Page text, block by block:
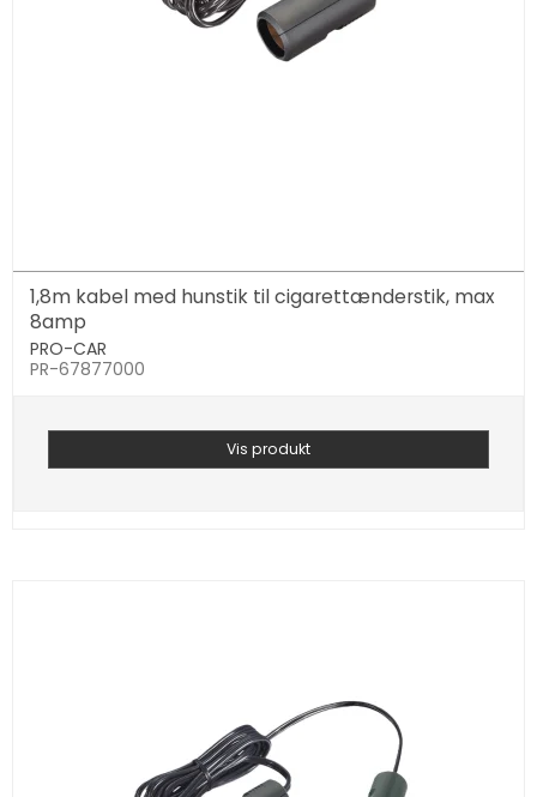
1,8m kabel med hunstik til cigarettænderstik, max
8amp
PRO-CAR
PR-67877000
Vis produkt